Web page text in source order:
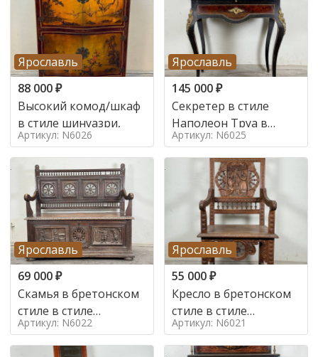
Ярославль
88 000₽
Высокий комод/шкаф
в стиле шинуазри,
Артикул: N6026
Ярославль
145 000₽
Секретер в стиле
Наполеон Труа в
стиле 19 век
Артикул: N6025
Ярославль
69 000₽
Скамья в бретонском
стиле в стиле
Артикул: N6022
Ярославль
55 000₽
Кресло в бретонском
стиле в стиле
Артикул: N6021